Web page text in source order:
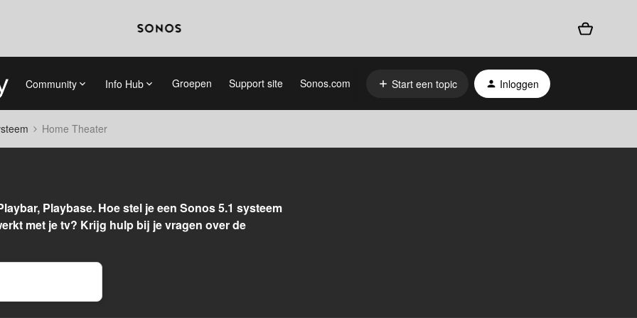
Community Info Hub Groepen Support site Sonos.com Start een topic Inloggen
Home Theater
Playbase. Hoe stel je een Sonos 5.1 systeem
met je tv? Krijg hulp bij je vragen over de